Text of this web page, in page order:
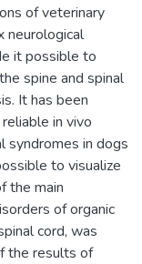
of veterinary
neurological
it possible to
spine and spinal
It has been
in vivo
syndromes in dogs
to visualize
the main
of organic
cord, was
the results of